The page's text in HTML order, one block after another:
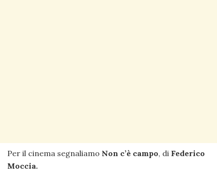
Per il cinema segnaliamo Non c’è campo, di Federico
Moccia.